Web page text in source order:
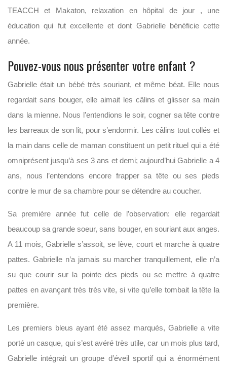
TEACCH et Makaton, relaxation en hôpital de jour , une
éducation qui fut excellente et dont Gabrielle bénéficie cette
année.
Pouvez-vous nous présenter votre enfant ?
Gabrielle était un bébé très souriant, et même béat. Elle nous
regardait sans bouger, elle aimait les câlins et glisser sa main
dans la mienne. Nous l’entendions le soir, cogner sa tête contre
les barreaux de son lit, pour s’endormir. Les câlins tout collés et
la main dans celle de maman constituent un petit rituel qui a été
omniprésent jusqu’à ses 3 ans et demi; aujourd’hui Gabrielle a 4
ans, nous l’entendons encore frapper sa tête ou ses pieds
contre le mur de sa chambre pour se détendre au coucher.
Sa première année fut celle de l’observation: elle regardait
beaucoup sa grande soeur, sans bouger, en souriant aux anges.
A 11 mois, Gabrielle s’assoit, se lève, court et marche à quatre
pattes. Gabrielle n’a jamais su marcher tranquillement, elle n’a
su que courir sur la pointe des pieds ou se mettre à quatre
pattes en avançant très très vite, si vite qu’elle tombait la tête la
première.
Les premiers bleus ayant été assez marqués, Gabrielle a vite
porté un casque, qui s’est avéré très utile, car un mois plus tard,
Gabrielle intégrait un groupe d’éveil sportif qui a énormément